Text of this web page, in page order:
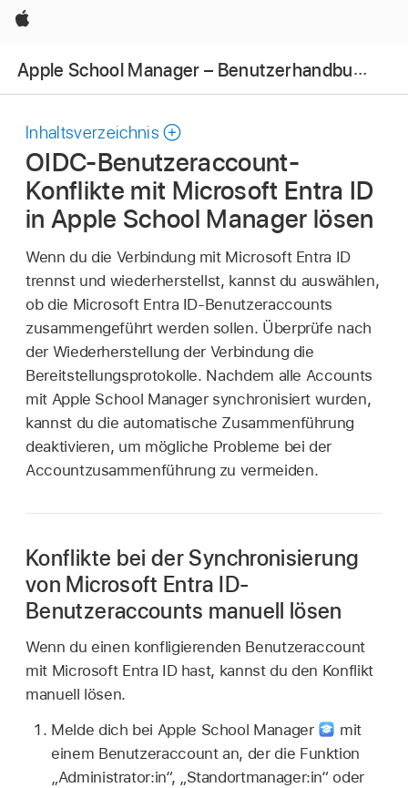
Apple
Apple School Manager – Benutzerhandbuch
Inhaltsverzeichnis
OIDC-Benutzeraccount-
Konflikte mit Microsoft Entra ID
in Apple School Manager lösen
Wenn du die Verbindung mit Microsoft Entra ID
trennst und wiederherstellst, kannst du auswählen,
ob die Microsoft Entra ID-Benutzeraccounts
zusammengeführt werden sollen. Überprüfe nach
der Wiederherstellung der Verbindung die
Bereitstellungsprotokolle. Nachdem alle Accounts
mit Apple School Manager synchronisiert wurden,
kannst du die automatische Zusammenführung
deaktivieren, um mögliche Probleme bei der
Accountzusammenführung zu vermeiden.
Konflikte bei der Synchronisierung
von Microsoft Entra ID-
Benutzeraccounts manuell lösen
Wenn du einen konfligierenden Benutzeraccount
mit Microsoft Entra ID hast, kannst du den Konflikt
manuell lösen.
Melde dich bei Apple School Manager
mit
einem Benutzeraccount an, der die Funktion
„Administrator:in“, „Standortmanager:in“ oder